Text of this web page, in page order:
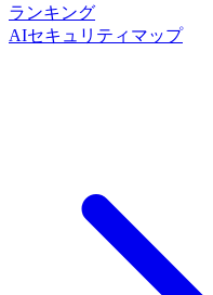
ランキング
AIセキュリティマップ